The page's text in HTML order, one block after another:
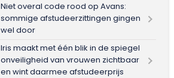
Niet overal code rood op Avans:
sommige afstudeerzittingen gingen
wel door
Iris maakt met één blik in de spiegel
onveiligheid van vrouwen zichtbaar
en wint daarmee afstudeerprijs